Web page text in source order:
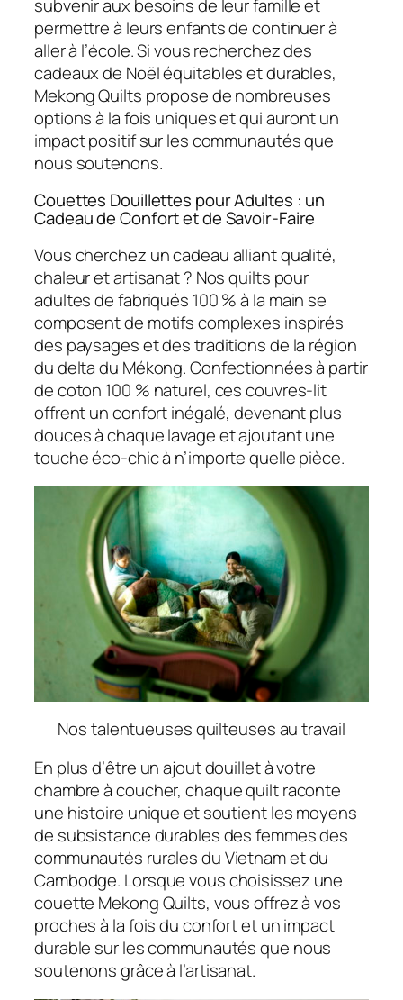
subvenir aux besoins de leur famille et
permettre à leurs enfants de continuer à
aller à l’école. Si vous recherchez des
cadeaux de Noël équitables et durables,
Mekong Quilts propose de nombreuses
options à la fois uniques et qui auront un
impact positif sur les communautés que
nous soutenons.
Couettes Douillettes pour Adultes : un
Cadeau de Confort et de Savoir-Faire
Vous cherchez un cadeau alliant qualité,
chaleur et artisanat ? Nos quilts pour
adultes de fabriqués 100 % à la main se
composent de motifs complexes inspirés
des paysages et des traditions de la région
du delta du Mékong. Confectionnées à partir
de coton 100 % naturel, ces couvres-lit
offrent un confort inégalé, devenant plus
douces à chaque lavage et ajoutant une
touche éco-chic à n’importe quelle pièce.
Nos talentueuses quilteuses au travail
En plus d’être un ajout douillet à votre
chambre à coucher, chaque quilt raconte
une histoire unique et soutient les moyens
de subsistance durables des femmes des
communautés rurales du Vietnam et du
Cambodge. Lorsque vous choisissez une
couette Mekong Quilts, vous offrez à vos
proches à la fois du confort et un impact
durable sur les communautés que nous
soutenons grâce à l’artisanat.